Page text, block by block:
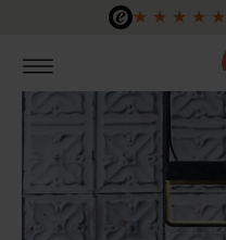
Zum Hauptinhalt springen
★ ★ ★ ★ ★